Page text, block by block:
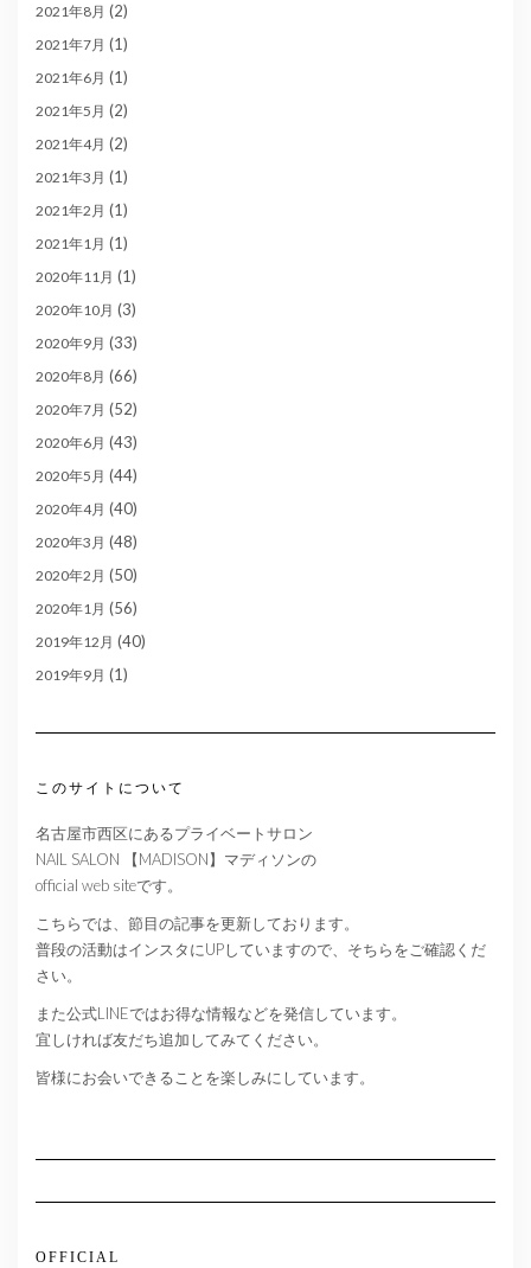
2021年8月 (2)
2021年7月 (1)
2021年6月 (1)
2021年5月 (2)
2021年4月 (2)
2021年3月 (1)
2021年2月 (1)
2021年1月 (1)
2020年11月 (1)
2020年10月 (3)
2020年9月 (33)
2020年8月 (66)
2020年7月 (52)
2020年6月 (43)
2020年5月 (44)
2020年4月 (40)
2020年3月 (48)
2020年2月 (50)
2020年1月 (56)
2019年12月 (40)
2019年9月 (1)
このサイトについて
名古屋市西区にあるプライベートサロン
NAIL SALON 【MADISON】マディソンの
official web siteです。
こちらでは、節目の記事を更新しております。
普段の活動はインスタにUPしていますので、そちらをご確認くだ
さい。
また公式LINEではお得な情報などを発信しています。
宜しければ友だち追加してみてください。
皆様にお会いできることを楽しみにしています。
OFFICIAL